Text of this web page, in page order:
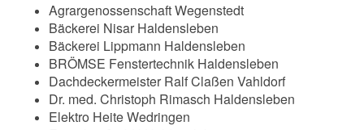
Agrargenossenschaft Wegenstedt
Bäckerei Nisar Haldensleben
Bäckerei Lippmann Haldensleben
BRÖMSE Fenstertechnik Haldensleben
Dachdeckermeister Ralf Claßen Vahldorf
Dr. med. Christoph Rimasch Haldensleben
Elektro Heite Wedringen